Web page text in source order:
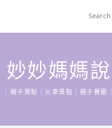
妙妙媽媽說
｜親子景點｜火車景點｜親子餐廳｜